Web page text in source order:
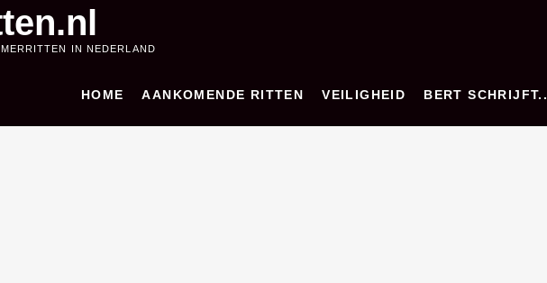
IN NEDERLAND
HOME AANKOMENDE RITTEN VEILIGHEID BERT SCHRIJFT..